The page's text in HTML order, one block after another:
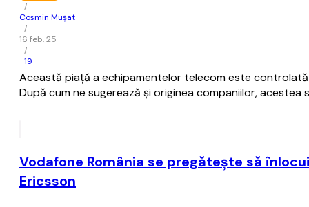
/
Cosmin Mușat
/
16 feb. 25
/
19
Această piaţă a echipamentelor telecom este controlată
După cum ne sugerează şi originea companiilor,
Vodafone România se pregăteşte să
Ericsson